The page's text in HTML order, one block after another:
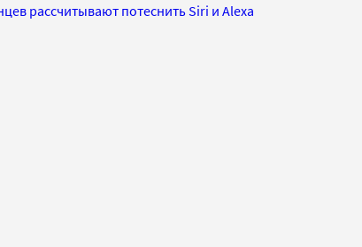
рассчитывают потеснить Siri и Alexa